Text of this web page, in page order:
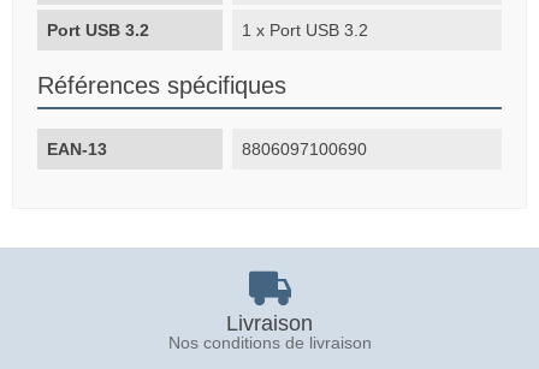
Port USB 3.2 1 x Port USB 3.2
Références spécifiques
EAN-13 8806097100690
Livraison
Nos conditions de livraison